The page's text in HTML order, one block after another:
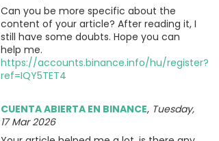
Can you be more specific about the
content of your article? After reading it, I
still have some doubts. Hope you can
help me.
https://accounts.binance.info/hu/register?
ref=IQY5TET4
CUENTA ABIERTA EN BINANCE, Tuesday,
17 Mar 2026